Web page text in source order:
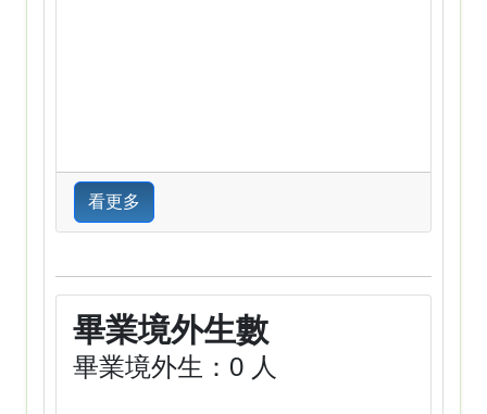
看更多
畢業境外生數
畢業境外生：0 人